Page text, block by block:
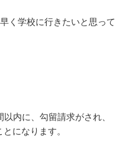
く学校に行きたいと思って
内に、勾留請求がされ、
になります。